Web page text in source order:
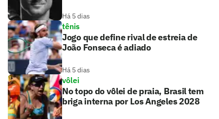
Há 5 dias
tênis
Jogo que define rival de estreia de
João Fonseca é adiado
Há 5 dias
vôlei
No topo do vôlei de praia, Brasil tem
briga interna por Los Angeles 2028